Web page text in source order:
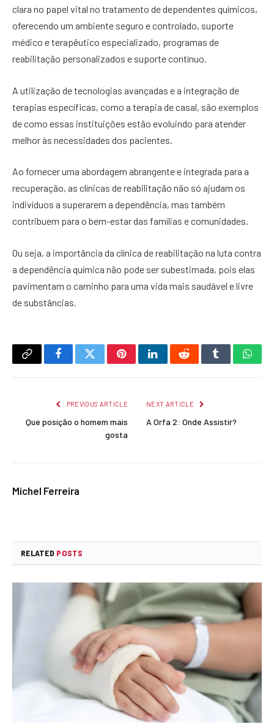
clara no papel vital no tratamento de dependentes químicos,
oferecendo um ambiente seguro e controlado, suporte
médico e terapêutico especializado, programas de
reabilitação personalizados e suporte contínuo.
A utilização de tecnologias avançadas e a integração de
terapias específicas, como a terapia de casal, são exemplos
de como essas instituições estão evoluindo para atender
melhor às necessidades dos pacientes.
Ao fornecer uma abordagem abrangente e integrada para a
recuperação, as clínicas de reabilitação não só ajudam os
indivíduos a superarem a dependência, mas também
contribuem para o bem-estar das famílias e comunidades.
Ou seja, a importância da clínica de reabilitação na luta contra
a dependência química não pode ser subestimada, pois elas
pavimentam o caminho para uma vida mais saudável e livre
de substâncias.
Copy
FacebookTwitterPinterestLinkedInRedditTumblr
PREVIOUS ARTICLE
Que posição o homem mais
gosta
NEXT ARTICLE
A Orfa 2: Onde Assistir?
Michel Ferreira
RELATED POSTS